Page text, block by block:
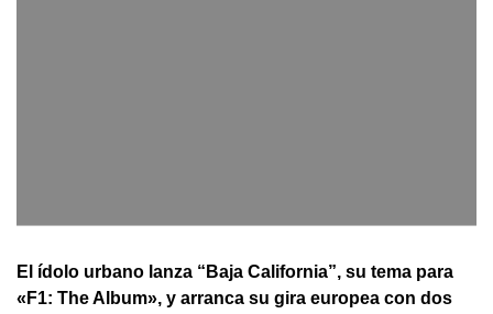
El ídolo urbano lanza “Baja California”, su tema para
«F1: The Album», y arranca su gira europea con dos